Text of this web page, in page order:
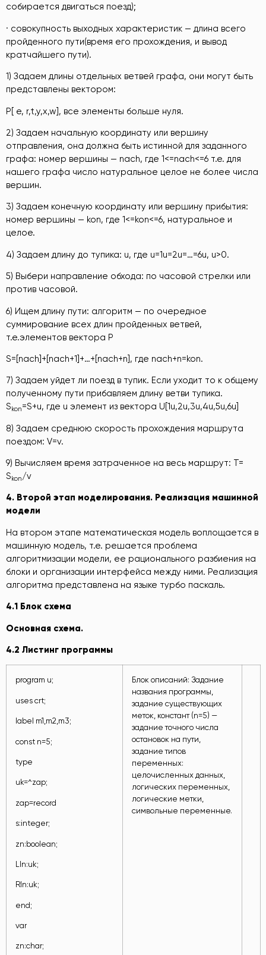
собирается двигаться поезд);
· совокупность выходных характеристик — длина всего
пройденного пути(время его прохождения, и вывод
кратчайшего пути).
1) Задаем длины отдельных ветвей графа, они могут быть
представлены вектором:
P[ e, r,t,y,x,w], все элементы больше нуля.
2) Задаем начальную координату или вершину
отправления, она должна быть истинной для заданного
графа: номер вершины — nach, где 1<=nach<=6 т.е. для
нашего графа число натуральное целое не более числа
вершин.
3) Задаем конечную координату или вершину прибытия:
номер вершины — kon, где 1<=kon<=6, натуральное и
целое.
4) Задаем длину до тупика: u, где u=1u=2u=…=6u, u>0.
5) Выбери направление обхода: по часовой стрелки или
против часовой.
6) Ищем длину пути: алгоритм — по очередное
суммирование всех длин пройденных ветвей,
т.е.элементов вектора Р
S=[nach]+[nach+1]+…+[nach+n], где nach+n=kon.
7) Задаем уйдет ли поезд в тупик. Если уходит то к общему
полученному пути прибавляем длину ветви тупика.
S kon=S+u, где u элемент из вектора U[1u,2u,3u,4u,5u,6u]
8) Задаем среднюю скорость прохождения маршрута
поездом: V=v.
9) Вычисляем время затраченное на весь маршрут: T=
Skon/v
4. Второй этап моделирования. Реализация машинной
модели
На втором этапе математическая модель воплощается в
машинную модель, т.е. решается проблема
алгоритмизации модели, ее рационального разбиения на
блоки и организации интерфейса между ними. Реализация
алгоритма представлена на языке турбо паскаль.
4.1 Блок схема
Основная схема.
4.2 Листинг программы
program u;
uses crt;
label m1,m2,m3;
const n=5;
type
uk=^zap;
zap=record
s:integer;
zn:boolean;
Lln:uk;
Rln:uk;
end;
var
zn:char;
Блок описаний: Задание
названия программы,
задание существующих
меток, констант (n=5) —
задание точного числа
остановок на пути,
задание типов
переменных:
целочисленных данных,
логических переменных,
логические метки,
символьные переменные.